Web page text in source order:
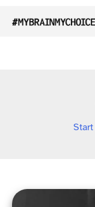
Inhalt
Start